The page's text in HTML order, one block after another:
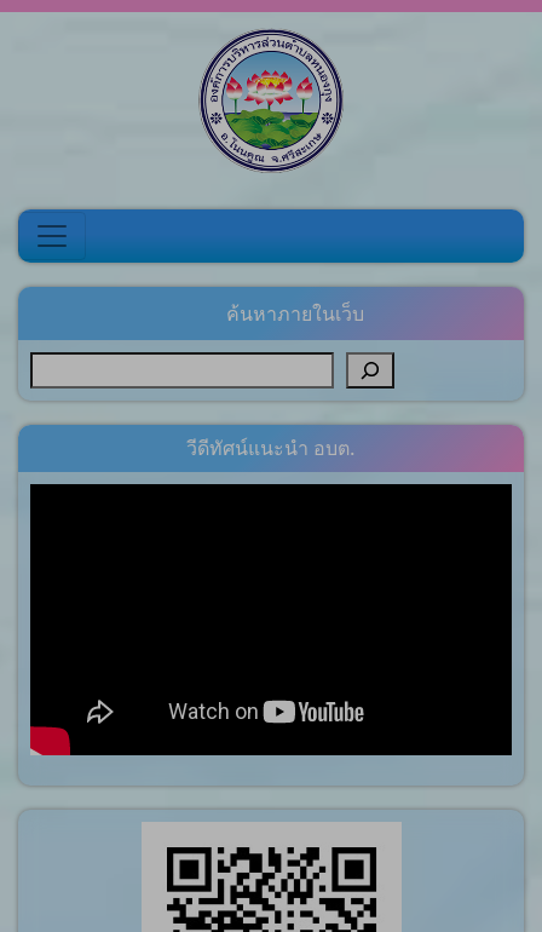
ค้นหาภายในเว็บ
วีดีทัศน์แนะนำ อบต.